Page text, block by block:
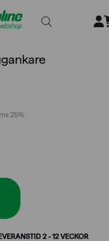
25%
2 - 12 VECKOR